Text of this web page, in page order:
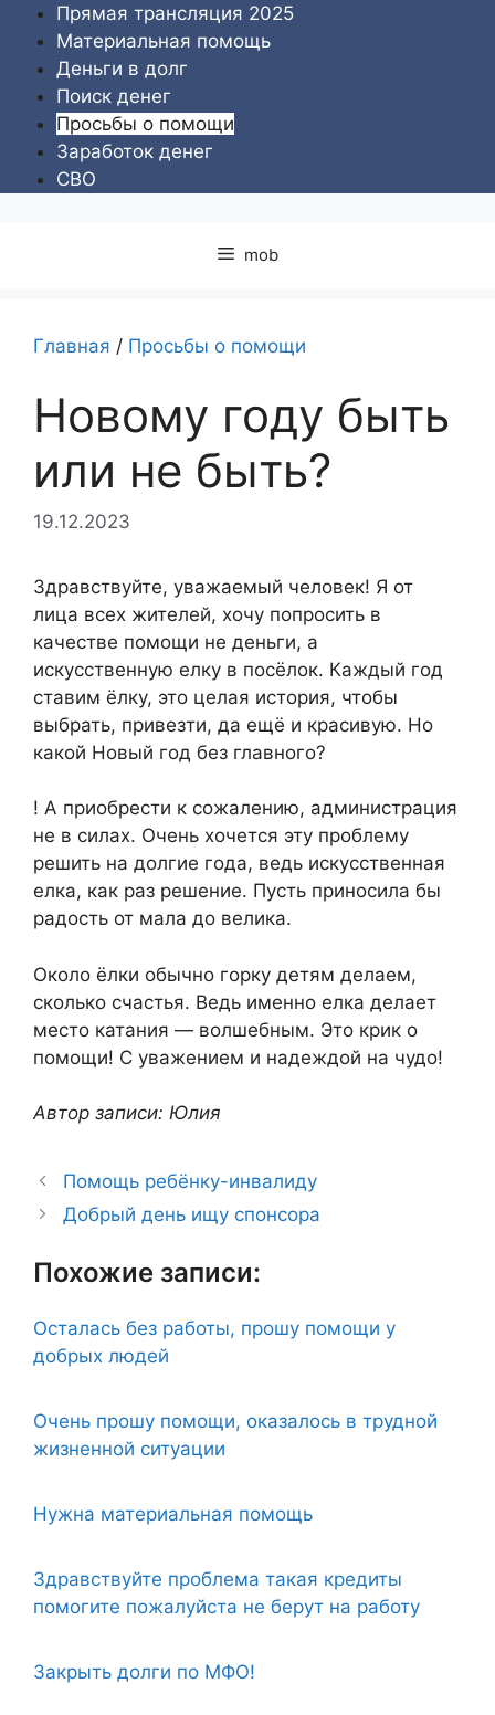
Перейти
содержимому
Прямая трансляция 2025
Материальная помощь
Деньги в долг
Поиск денег
Просьбы о помощи
Заработок денег
СВО
mob
Главная / Просьбы о помощи
Новому году быть
или не быть?
19.12.2023
Здравствуйте, уважаемый человек! Я от
лица всех жителей, хочу попросить в
качестве помощи не деньги, а
искусственную елку в посёлок. Каждый год
ставим ёлку, это целая история, чтобы
выбрать, привезти, да ещё и красивую. Но
какой Новый год без главного?
! А приобрести к сожалению, администрация
не в силах. Очень хочется эту проблему
решить на долгие года, ведь искусственная
елка, как раз решение. Пусть приносила бы
радость от мала до велика.
Около ёлки обычно горку детям делаем,
сколько счастья. Ведь именно елка делает
место катания — волшебным. Это крик о
помощи! С уважением и надеждой на чудо!
Автор записи: Юлия
Помощь ребёнку-инвалиду
Добрый день ищу спонсора
Похожие записи:
Осталась без работы, прошу помощи у
добрых людей
Очень прошу помощи, оказалось в трудной
жизненной ситуации
Нужна материальная помощь
Здравствуйте проблема такая кредиты
помогите пожалуйста не берут на работу
Закрыть долги по МФО!